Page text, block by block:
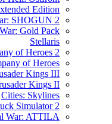
Edition
SHOGUN 2
Gold Pack
Stellaris
of Heroes 2
of Heroes
Kings III
Kings II
Cities: Skylines
Simulator 2
War: ATTILA